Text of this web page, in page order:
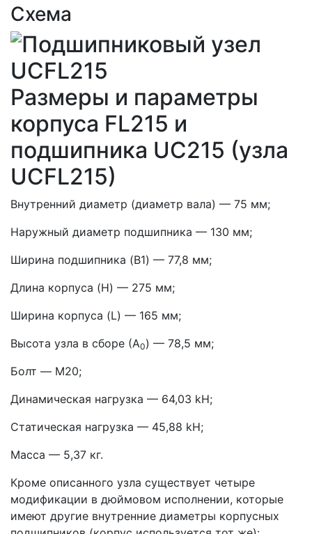
Схема
Размеры и параметры
корпуса FL215 и
подшипника UC215 (узла
UCFL215)
Внутренний диаметр (диаметр вала) — 75 мм;
Наружный диаметр подшипника — 130 мм;
Ширина подшипника (B1) — 77,8 мм;
Длина корпуса (H) — 275 мм;
Ширина корпуса (L) — 165 мм;
Высота узла в сборе (А0) — 78,5 мм;
Болт — M20;
Динамическая нагрузка — 64,03 kН;
Статическая нагрузка — 45,88 kН;
Масса — 5,37 кг.
Кроме описанного узла существует четыре
модификации в дюймовом исполнении, которые
имеют другие внутренние диаметры корпусных